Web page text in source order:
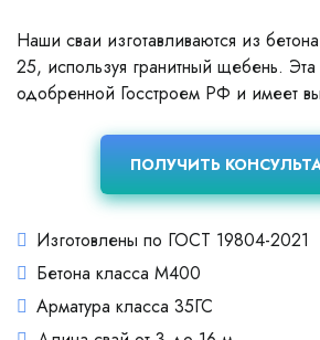
Наши сваи изготавливаются из
25, используя гранитный щебень. Эта
одобренной Госстроем РФ и имеет
ПОЛУЧИТЬ
Изготовлены по ГОСТ 19804-2021
Бетона класса М400
Арматура класса 35ГС